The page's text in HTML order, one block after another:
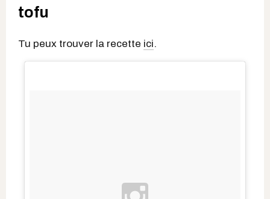
tofu
Tu peux trouver la recette ici.